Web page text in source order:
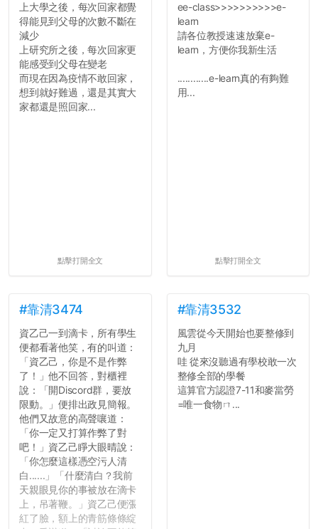
上大學之後，每次回家都覺
得能見到父母的次數不斷在
減少
上研究所之後，每次回家更
能感受到父母在變老
而現在因為疫情不敢回家，
想到就好難過，還是其實大
家都還是照回家...
點擊打開全文
ee-class>>>>>>>>>>e-
learn
請各位教授速速放棄e-
learn，方便你我新生活
............e-learn真的有夠難
用...
點擊打開全文
#靠清3474
資乙己一到滴卡，所有學生
便都看著他笑，有的叫道：
「資乙己，你是不是作弊
了！」他不回答，對櫃裡
說：「開Discord群，要放
限動。」便排出政見簡報。
他們又故意的高聲嚷道：
「你一定又打算作弊了對
吧！」資乙己睜大眼晴說：
「你怎麼這樣憑空污人清
白......」「什麼清白？我前
天親眼見你的事被放在滴卡
上，吊著鞭。」資乙己便漲
紅了臉，額上的青筋條條綻
#靠清3532
風雲從今天開始也要整修到
九月
哇 從來沒聽過有學校敢一次
整修全部的學餐
這算官方認證7-11和麥當勞
=唯一食物ㄇ...